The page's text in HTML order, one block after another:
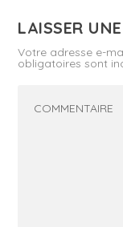
LAISSER
Votre adresse e-
obligatoires sont